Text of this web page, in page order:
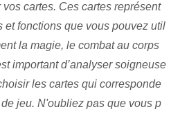
cartes. Ces cartes ‌représent
et fonctions ‍que vous pouvez util
la magie, le combat au corps
important d’analyser soigneuse
les cartes qui corresponde
jeu. N'oubliez pas que vous p